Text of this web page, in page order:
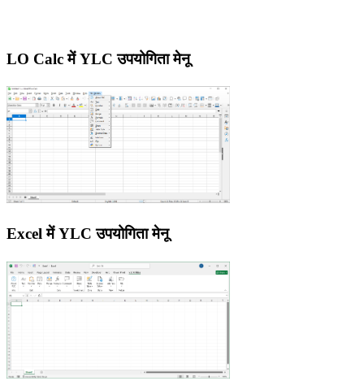
LO Calc में YLC उपयोगिता मेनू
Excel में YLC उपयोगिता मेनू